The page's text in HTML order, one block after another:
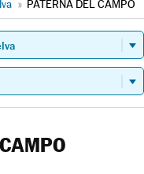
» PATERNA DEL CAMPO